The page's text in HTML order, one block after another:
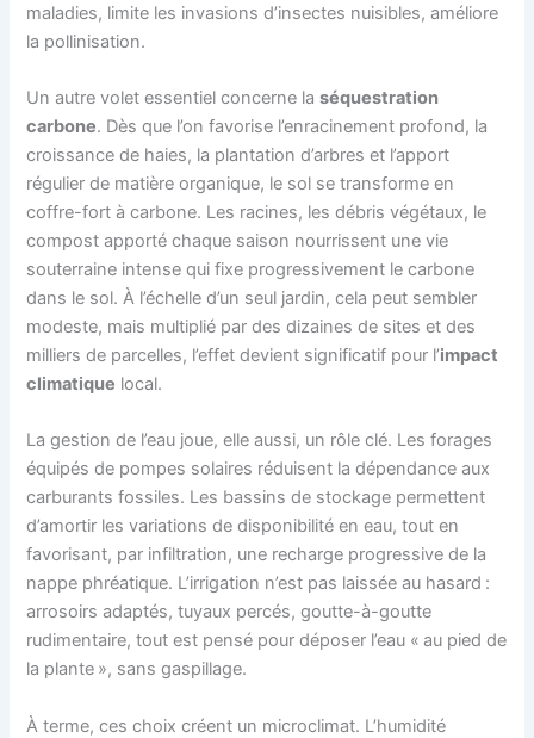
maladies, limite les invasions d’insectes nuisibles, améliore
la pollinisation.
Un autre volet essentiel concerne laséquestration
carbone. Dès que l’on favorise l’enracinement profond, la
croissance de haies, la plantation d’arbres et l’apport
régulier de matière organique, le sol se transforme en
coffre-fort à carbone. Les racines, les débris végétaux, le
compost apporté chaque saison nourrissent une vie
souterraine intense qui fixe progressivement le carbone
dans le sol. À l’échelle d’un seul jardin, cela peut sembler
modeste, mais multiplié par des dizaines de sites et des
milliers de parcelles, l’effet devient significatif pour l’impact
climatique local.
La gestion de l’eau joue, elle aussi, un rôle clé. Les forages
équipés de pompes solaires réduisent la dépendance aux
carburants fossiles. Les bassins de stockage permettent
d’amortir les variations de disponibilité en eau, tout en
favorisant, par infiltration, une recharge progressive de la
nappe phréatique. L’irrigation n’est pas laissée au hasard :
arrosoirs adaptés, tuyaux percés, goutte-à-goutte
rudimentaire, tout est pensé pour déposer l’eau « au pied de
la plante », sans gaspillage.
À terme, ces choix créent un microclimat. L’humidité